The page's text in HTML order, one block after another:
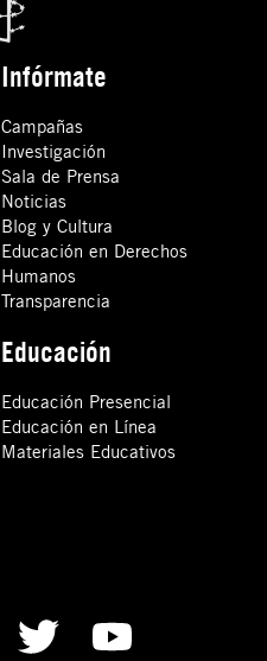
Infórmate
Campañas
Investigación
Sala de Prensa
Noticias
Blog y Cultura
Educación en Derechos
Humanos
Transparencia
Educación
Educación Presencial
Educación en Línea
Materiales Educativos